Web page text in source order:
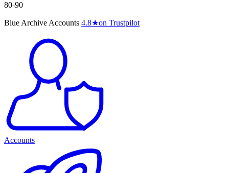
80-90
Blue Archive Accounts 4.8★on Trustpilot
Accounts